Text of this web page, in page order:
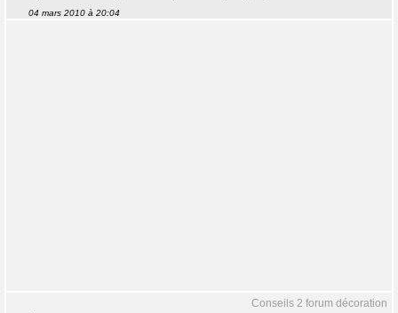
04 mars 2010 à 20:04
Conseils 2 forum décoration